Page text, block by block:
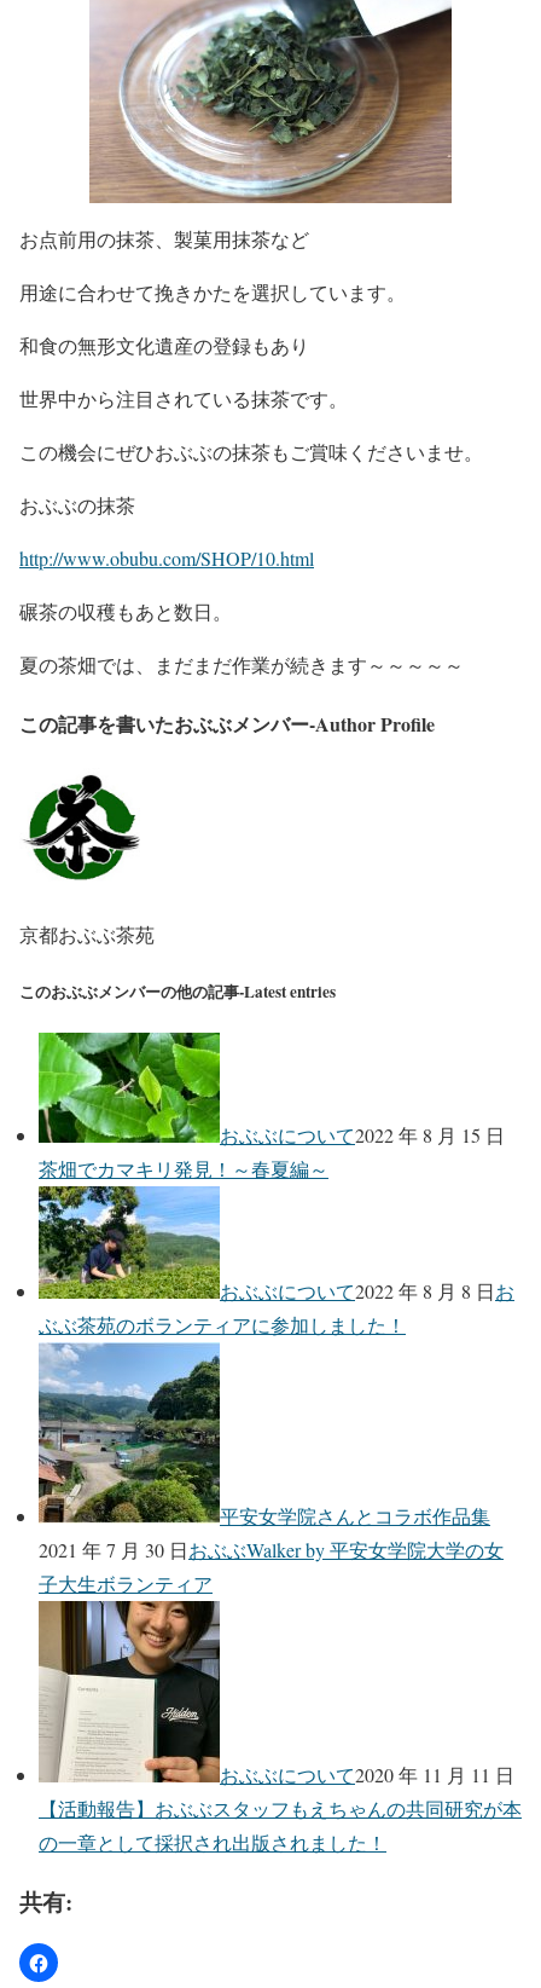
お点前用の抹茶、製菓用抹茶など
用途に合わせて挽きかたを選択しています。
和食の無形文化遺産の登録もあり
世界中から注目されている抹茶です。
この機会にぜひおぶぶの抹茶もご賞味くださいませ。
おぶぶの抹茶
http://www.obubu.com/SHOP/10.html
碾茶の収穫もあと数日。
夏の茶畑では、まだまだ作業が続きます～～～～～
この記事を書いたおぶぶメンバー-Author Profile
京都おぶぶ茶苑
このおぶぶメンバーの他の記事-Latest entries
おぶぶについて2022 年 8 月 15 日
茶畑でカマキリ発見！～春夏編～
おぶぶについて2022 年 8 月 8 日お
ぶぶ茶苑のボランティアに参加しました！
平安女学院さんとコラボ作品集
2021 年 7 月 30 日おぶぶWalker by 平安女学院大学の女
子大生ボランティア
おぶぶについて2020 年 11 月 11 日
【活動報告】おぶぶスタッフもえちゃんの共同研究が本
の一章として採択され出版されました！
共有: